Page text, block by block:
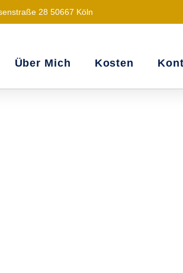
28 50667 Köln
Über Mich Kosten